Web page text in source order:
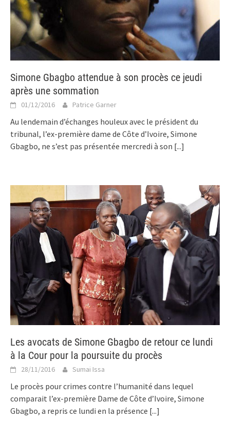
Simone Gbagbo attendue à son procès ce jeudi
après une sommation
01/12/2016 Patrice Garner
Au lendemain d’échanges houleux avec le président du
tribunal, l’ex-première dame de Côte d’Ivoire, Simone
Gbagbo, ne s’est pas présentée mercredi à son [...]
Les avocats de Simone Gbagbo de retour ce lundi
à la Cour pour la poursuite du procès
28/11/2016 Sumai Issa
Le procès pour crimes contre l’humanité dans lequel
comparait l’ex-première Dame de Côte d’Ivoire, Simone
Gbagbo, a repris ce lundi en la présence [...]